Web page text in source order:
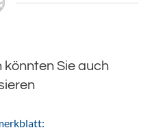
könnten Sie auch